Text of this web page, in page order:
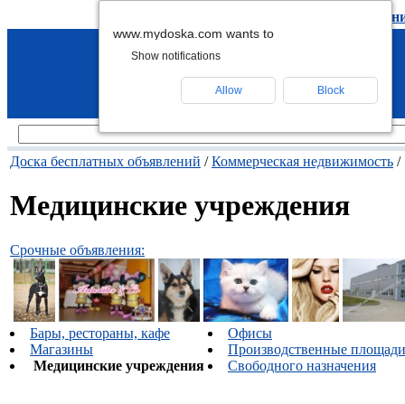
удалить
Доска бесплатных объявлений /Коммерческая недвижимость /
Медицинские учреждения
Срочные объявления:
Бары, рестораны, кафе
Магазины
Медицинские учреждения
Офисы
Производственные площади
Свободного назначения
www.mydoska.com wants to
Show notifications
Allow Block